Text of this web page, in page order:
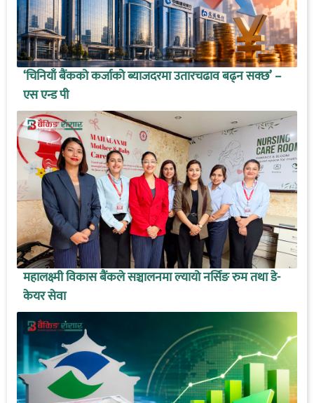
‘चिनियाँ बैंकको कर्जाको ब्याजदरमा उतारचढाव बढ्न सक्छ’ –
एस एन्ड पी
महालक्ष्मी विकास बैंकले सञ्चालनमा ल्यायो नर्सिङ रुम तथा डे-
केयर सेवा